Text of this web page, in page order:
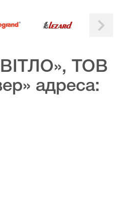
ТОВ
адреса: